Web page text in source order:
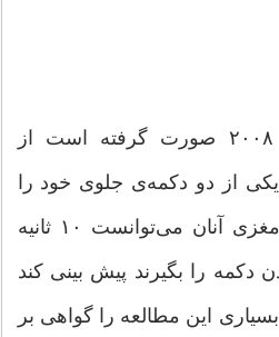
در مطالعه‌ای که سال ۲۰۰۸ صورت گرفته است از
از دو دکمه‌ی جلوی خود را
فشار دهند. فعالیت‌های مغزی آنان می‌توانست ۱۰ ثانیه
دکمه را بگیرند پیش بینی کند
این مطالعه را گواهی بر